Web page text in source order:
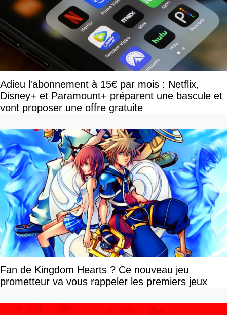
Adieu l'abonnement à 15€ par mois : Netflix,
Disney+ et Paramount+ préparent une bascule et
vont proposer une offre gratuite
Fan de Kingdom Hearts ? Ce nouveau jeu
prometteur va vous rappeler les premiers jeux